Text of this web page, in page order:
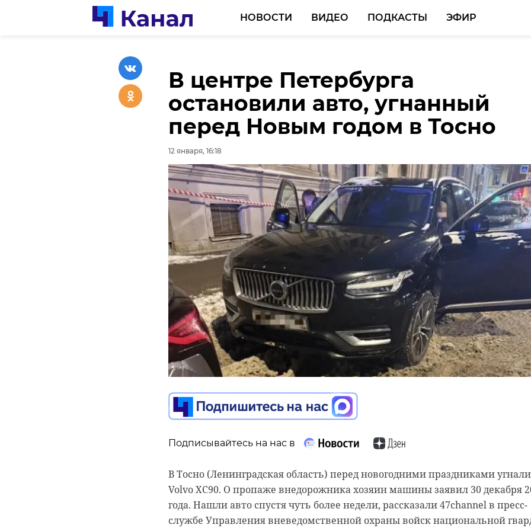
НОВОСТИ ВИДЕО ПОДКАСТЫ ЭФИР
В центре Петербурга
остановили авто, угнанный
перед Новым годом в Тосно
12 января, 16:18
Подписывайтесь на нас в
В Тосно (Ленинградская область) перед новогодними праздниками угнали
Volvo XC90. О пропаже внедорожника хозяин машины заявил 30 декабря
года. Нашли авто спустя чуть более недели, рассказали 47channel в пресс-
службе Управления вневедомственной охраны войск национальной
Более 1000 ДТП произошло в
Ленобласти в январские
праздники
12 января, 16:31
Подписывайтесь на нас в
Более 1000 дорожно-транспортных происшествий произошло в 47
новогодние праздники — с 1 по 11 января, сообщили в Госавтоинспекции
Санкт-Петербургу и Ленинградской области.
Более 2,5 тыс. ленинградцев
участвуют во Всероссийской
олимпиаде школьников
12 января, 16:13
Подписывайтесь на нас в
Более 2,5 тысячи старшеклассников из Ленинградской области станут
участниками регионального этапа Всероссийской олимпиады
которая стартовала в понедельник, 12 января. Свои знания они смогут
показать по 23 предметам, сообщили в правительстве области.